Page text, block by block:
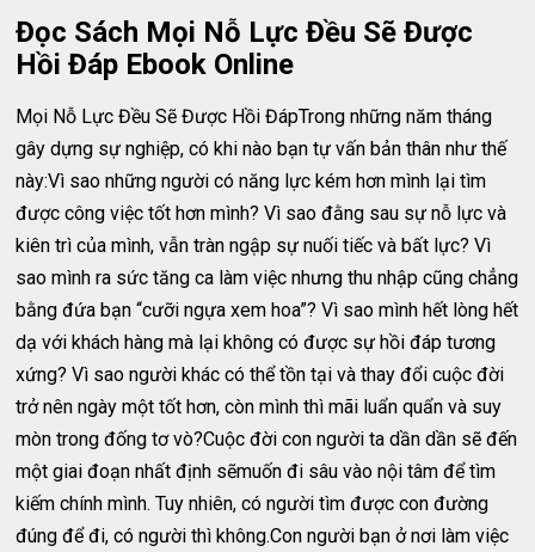
Đọc Sách Mọi Nỗ Lực Đều Sẽ Được
Hồi Đáp Ebook Online
Mọi Nỗ Lực Đều Sẽ Được Hồi ĐápTrong những năm tháng
gây dựng sự nghiệp, có khi nào bạn tự vấn bản thân như thế
này:Vì sao những người có năng lực kém hơn mình lại tìm
được công việc tốt hơn mình? Vì sao đằng sau sự nỗ lực và
kiên trì của mình, vẫn tràn ngập sự nuối tiếc và bất lực? Vì
sao mình ra sức tăng ca làm việc nhưng thu nhập cũng chẳng
bằng đứa bạn “cưỡi ngựa xem hoa”? Vì sao mình hết lòng hết
dạ với khách hàng mà lại không có được sự hồi đáp tương
xứng? Vì sao người khác có thể tồn tại và thay đổi cuộc đời
trở nên ngày một tốt hơn, còn mình thì mãi luẩn quẩn và suy
mòn trong đống tơ vò?Cuộc đời con người ta dần dần sẽ đến
một giai đoạn nhất định sẽmuốn đi sâu vào nội tâm để tìm
kiếm chính mình. Tuy nhiên, có người tìm được con đường
đúng để đi, có người thì không.Con người bạn ở nơi làm việc